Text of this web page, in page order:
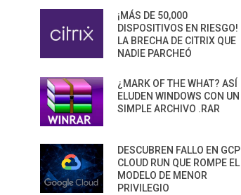
¡MÁS DE 50,000
DISPOSITIVOS EN RIESGO!
LA BRECHA DE CITRIX QUE
NADIE PARCHEÓ
¿MARK OF THE WHAT? ASÍ
ELUDEN WINDOWS CON UN
SIMPLE ARCHIVO .RAR
DESCUBREN FALLO EN GCP
CLOUD RUN QUE ROMPE EL
MODELO DE MENOR
PRIVILEGIO